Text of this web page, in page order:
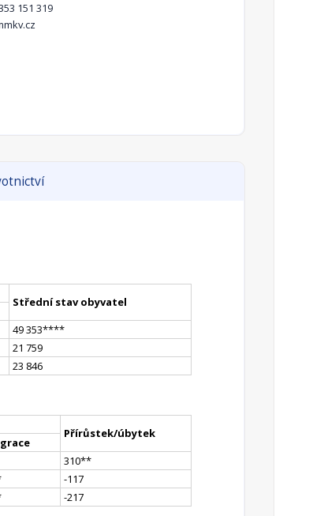
151 319
Střední stav obyvatel
49 353****
21 759
23 846
Přírůstek/úbytek
310**
-117
-217